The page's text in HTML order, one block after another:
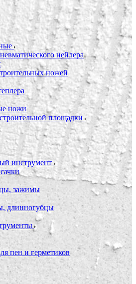
нейлера
ножей
ножи
площадки
инструмент
зажимы
длинногубцы
пен и герметиков